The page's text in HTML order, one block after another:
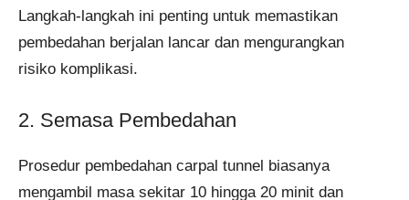
Langkah-langkah ini penting untuk memastikan
pembedahan berjalan lancar dan mengurangkan
risiko komplikasi.
2. Semasa Pembedahan
Prosedur pembedahan carpal tunnel biasanya
mengambil masa sekitar 10 hingga 20 minit dan